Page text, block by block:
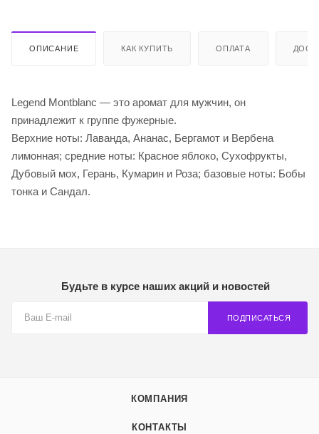
ОПИСАНИЕ КАК КУПИТЬ ОПЛАТА
Legend Montblanc — это аромат для мужчин, он
принадлежит к группе фужерные.
Верхние ноты: Лаванда, Ананас, Бергамот и Вербена
лимонная; средние ноты: Красное яблоко, Сухофрукты,
Дубовый мох, Герань, Кумарин и Роза; базовые ноты: Бобы
тонка и Сандал.
Будьте в курсе наших акций и новостей
ПОДПИСАТЬСЯ
КОМПАНИЯ
КОНТАКТЫ